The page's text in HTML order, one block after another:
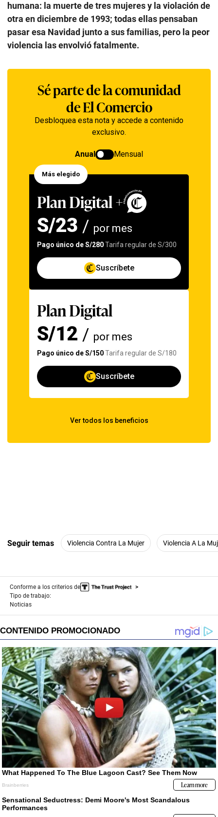
humana: la muerte de tres mujeres y la violación de
otra en diciembre de 1993; todas ellas pensaban
pasar esa Navidad junto a sus familias, pero la peor
violencia las envolvió fatalmente.
Seguir temas Violencia Contra La Mujer Violencia A La
Conforme a los criterios de
Tipo de trabajo:
Noticias